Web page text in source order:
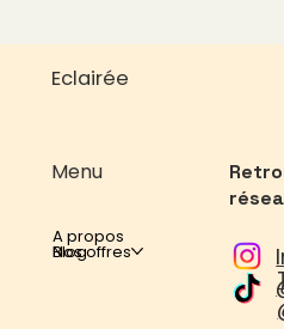
A propos
Nos offres
Blog
Menu
Eclairée